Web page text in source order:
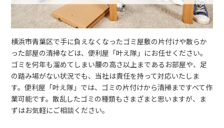
横浜市青葉区で手に負えなくなったゴミ屋敷の片付けや散らか
った部屋の清掃などは、便利屋「叶え隊」にお任せください。
ゴミを何年も溜めてしまい腰の高さ以上まであるお部屋や、足
の踏み場がない状況でも、当社は責任を持って対応いたしま
す。便利屋「叶え隊」では、ゴミの片付けから清掃まですべて作
業可能です。散乱したゴミの種類もさまざまと思いますが、ま
ずはお気軽にご相談ください。